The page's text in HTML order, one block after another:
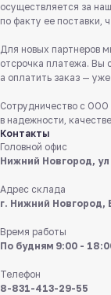
осуществляется за
по факту ее поставки,
Для новых партнеров
отсрочка платежа. Вы
а оплатить заказ —
Сотрудничество с ООО
в надежности,
Контакты
Головной офис
Нижний Новгород,
Адрес склада
г. Нижний Новгород,
Время работы
По будням 9:00 -
Телефон
8-831-413-29-55
Заказать звонок
Служба
Работаем
Пишите нам
в мессенджерах
8 831 413 29
Бесплатно по